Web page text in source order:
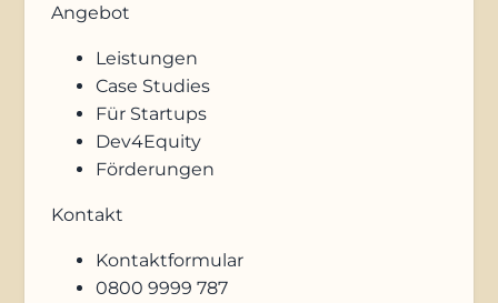
Angebot
Leistungen
Case Studies
Für Startups
Dev4Equity
Förderungen
Kontakt
Kontaktformular
0800 9999 787